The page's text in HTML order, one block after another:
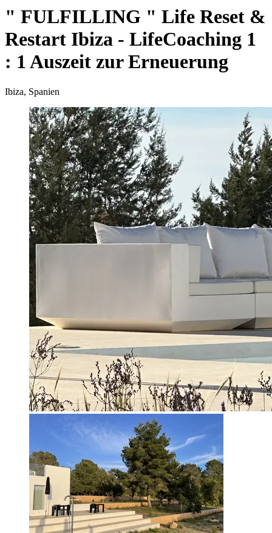
" FULFILLING " Life Reset &
Restart Ibiza - LifeCoaching 1
: 1 Auszeit zur Erneuerung
Ibiza, Spanien